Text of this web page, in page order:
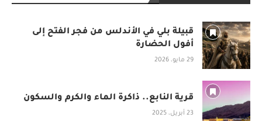
قبيلة بلي في الأندلس من فجر الفتح إلى
أفول الحضارة
29 مايو، 2026
قرية النابع.. ذاكرة الماء والكرم والسكون
23 أبريل، 2025